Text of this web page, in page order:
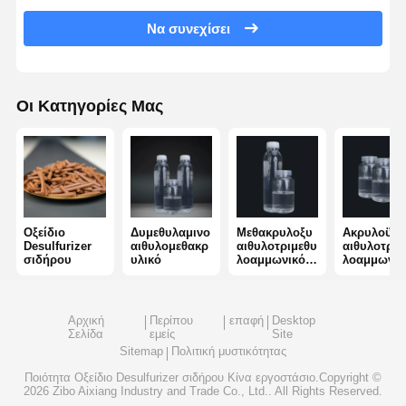
μη ιονικό polyacrylamide
Κατιονικό πολυακρυλαμίδιο
Οργανισμός ιζηματοποίησης υψηλής θερμοκρασίας
Αποσβεστήρας
Να συνεχίσει
Οι Κατηγορίες Μας
Οξείδιο
Desulfurizer
σιδήρου
Δυμεθυλαμινο
αιθυλομεθακρ
υλικό
Μεθακρυλοξυ
αιθυλοτριμεθυ
λοαμμωνικό
Αρχική
Σελίδα
Περίπου
εμείς
επαφή
Desktop
Site
Sitemap
Πολιτική μυστικότητας
Ποιότητα Οξείδιο Desulfurizer σιδήρου Κίνα εργοστάσιο.Copyright ©
2026 Zibo Aixiang Industry and Trade Co., Ltd.. All Rights Reserved.